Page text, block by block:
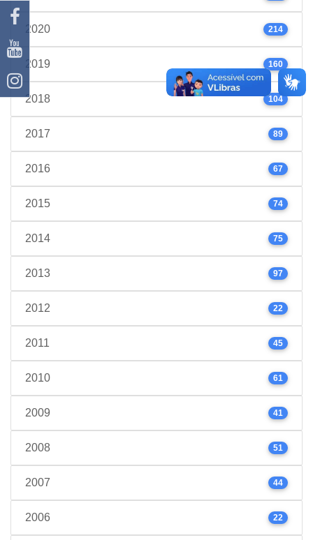
2020 214
2019 160
2018 104
2017 89
2016 67
2015 74
2014 75
2013 97
2012 22
2011 45
2010 61
2009 41
2008 51
2007 44
2006 22